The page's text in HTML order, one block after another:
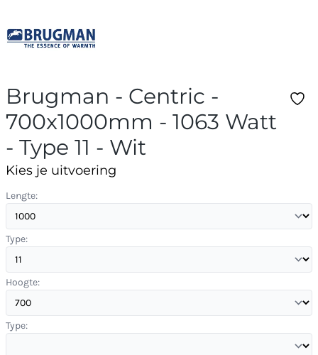
Brugman - Centric -
700x1000mm - 1063 Watt
- Type 11 - Wit
Kies je uitvoering
Lengte:
Type:
Hoogte:
Type: